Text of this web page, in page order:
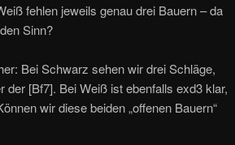
fehlen jeweils genau drei Bauern – da
Sinn?
Bei Schwarz sehen wir drei Schläge,
[Bf7]. Bei Weiß ist ebenfalls exd3 klar,
wir diese beiden „offenen Bauern“